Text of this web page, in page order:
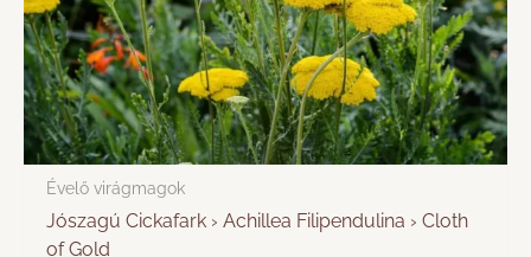
Évelő virágmagok
Jószagú Cickafark › Achillea Filipendulina › Cloth
of Gold